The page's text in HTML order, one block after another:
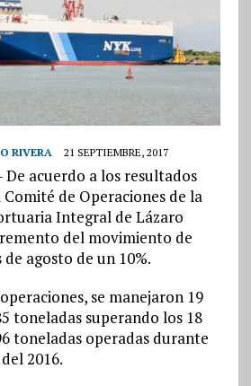
RIVERA 21 SEPTIEMBRE, 2017
De acuerdo a los resultados
de Operaciones de la
Integral de Lázaro
del movimiento de
agosto de un 10%.
se manejaron 19
toneladas superando los 18
toneladas operadas durante
2016.